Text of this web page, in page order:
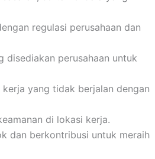
regulasi perusahaan dan
disediakan perusahaan untuk
yang tidak berjalan dengan
di lokasi kerja.
dan berkontribusi untuk meraih